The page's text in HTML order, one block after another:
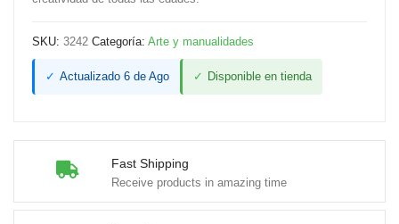
Fast Shipping
Receive products in amazing time
SKU: 3242 Categoría: Arte y manualidades
✓ Actualizado 6 de Ago ✓ Disponible en tienda